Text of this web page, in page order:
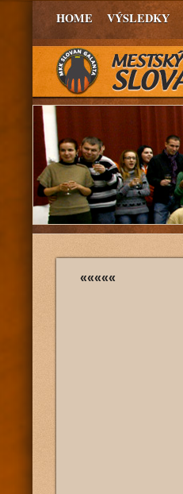
HOME VÝSLEDKY
«««««